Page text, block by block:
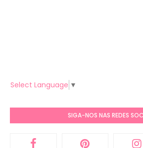
Select Language ▼
SIGA-NOS NAS REDES